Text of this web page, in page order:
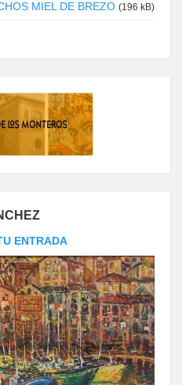
MIEL DE BREZO (196 kB)
ENTRADA